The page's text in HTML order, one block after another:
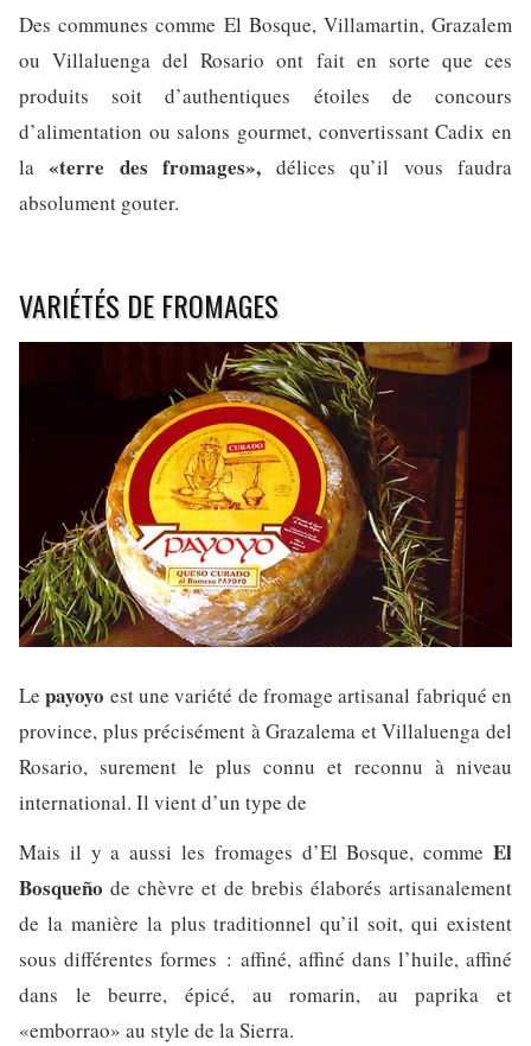
Des communes comme El Bosque, Villamartin, Grazalem
ou Villaluenga del Rosario ont fait en sorte que ces
produits soit d’authentiques étoiles de concours
d’alimentation ou salons gourmet, convertissant Cadix en
la«terre des fromages», délices qu’il vous faudra
absolument gouter.
VARIÉTÉS DE FROMAGES
Lepayoyo est une variété de fromage artisanal fabriqué en
province, plus précisément à Grazalema et Villaluenga del
Rosario, surement le plus connu et reconnu à niveau
international. Il vient d’un type de
Mais il y a aussi les fromages d’El Bosque, comme El
Bosqueño de chèvre et de brebis élaborés artisanalement
de la manière la plus traditionnel qu’il soit, qui existent
sous différentes formes : affiné, affiné dans l’huile, affiné
dans le beurre, épicé, au romarin, au paprika et
«emborrao» au style de la Sierra.